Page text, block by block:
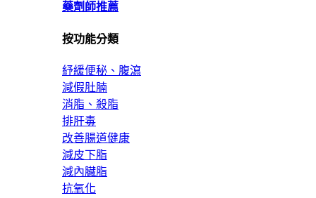
藥劑師推薦
按功能分類
紓緩便秘、腹瀉
減假肚腩
消脂、殺脂
排肝毒
改善腸道健康
減皮下脂
減內臟脂
抗氧化